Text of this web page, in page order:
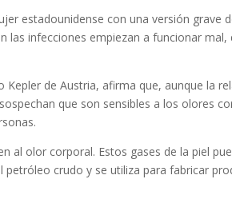
estadounidense con una versión grave
las infecciones empiezan a funcionar mal,
Kepler de Austria, afirma que, aunque la
que son sensibles a los olores
al olor corporal. Estos gases de la piel
crudo y se utiliza para fabricar